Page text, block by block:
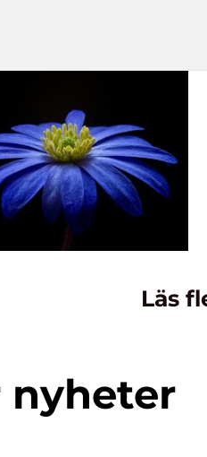
Läs
nyheter